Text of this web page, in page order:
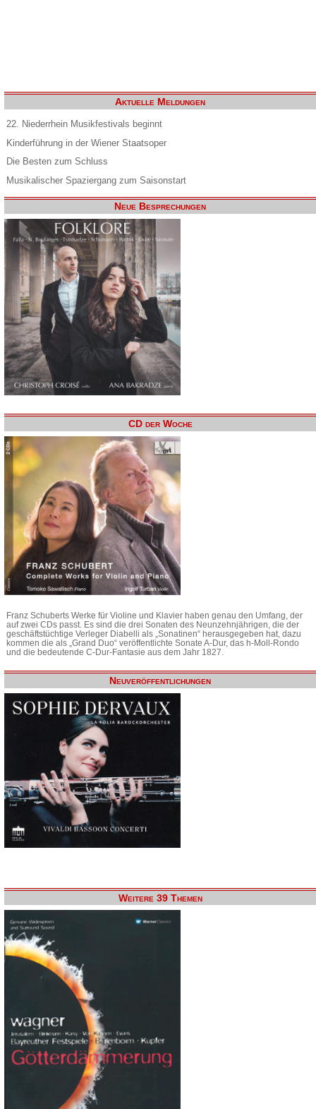
Aktuelle Meldungen
22. Niederrhein Musikfestivals beginnt
Kinderführung in der Wiener Staatsoper
Die Besten zum Schluss
Musikalischer Spaziergang zum Saisonstart
Neue Besprechungen
CD der Woche
Franz Schuberts Werke für Violine und Klavier haben genau den Umfang, der
auf zwei CDs passt. Es sind die drei Sonaten des Neunzehnjährigen, die der
geschäftstüchtige Verleger Diabelli als „Sonatinen“ herausgegeben hat, dazu
kommen die als „Grand Duo“ veröffentlichte Sonate A-Dur, das h-Moll-Rondo
und die bedeutende C-Dur-Fantasie aus dem Jahr 1827.
Neuveröffentlichungen
Weitere 39 Themen